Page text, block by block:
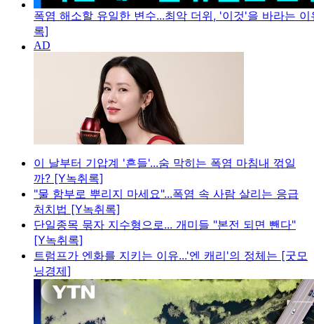
폭염 해소할 유일한 변수...최악 더위, '이것'을 바라는
록]
이 날부터 기압계 '흔들'...숨 막히는 폭염 마침내 꺾일
까? [Y녹취록]
"물 함부로 뿌리지 마세요"...폭염 속 사람 살리는 응급
처치법 [Y녹취록]
단일종목 묶자 지수형으로... 개미들 "본전 되면 뺀다"
[Y녹취록]
트럼프가 엔화를 지키는 이유...'엔 캐리'의 정체는 [굿모
닝경제]